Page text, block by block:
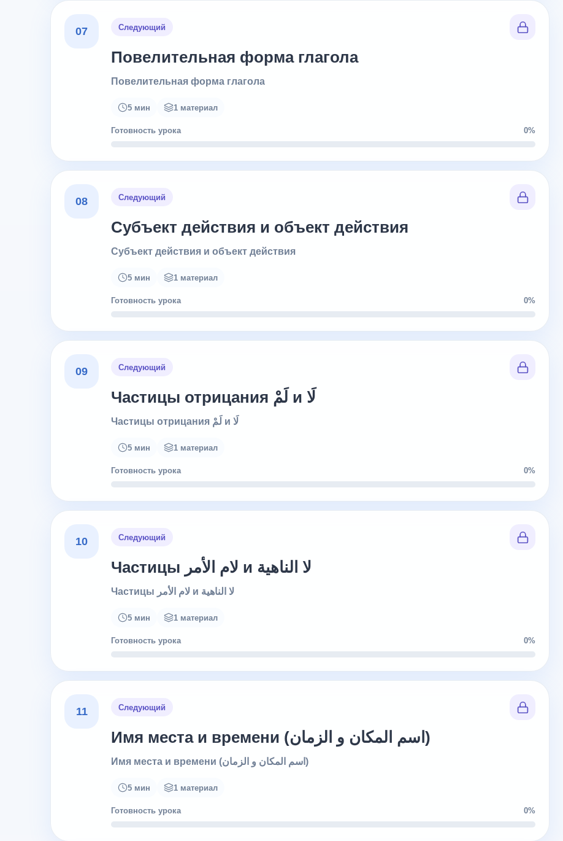
07 Следующий
Повелительная форма глагола
Повелительная форма глагола
5 мин 1 материал
Готовность урока 0%
08 Следующий
Субъект действия и объект действия
Субъект действия и объект действия
5 мин 1 материал
Готовность урока 0%
09 Следующий
Частицы отрицания لَمْ и لَا
Частицы отрицания لَمْ и لَا
5 мин 1 материал
Готовность урока 0%
10 Следующий
Частицы لام الأمر и لا الناهية
Частицы لام الأمر и لا الناهية
5 мин 1 материал
Готовность урока 0%
11 Следующий
Имя места и времени (اسم المكان و الزمان)
Имя места и времени (اسم المكان و الزمان)
5 мин 1 материал
Готовность урока 0%